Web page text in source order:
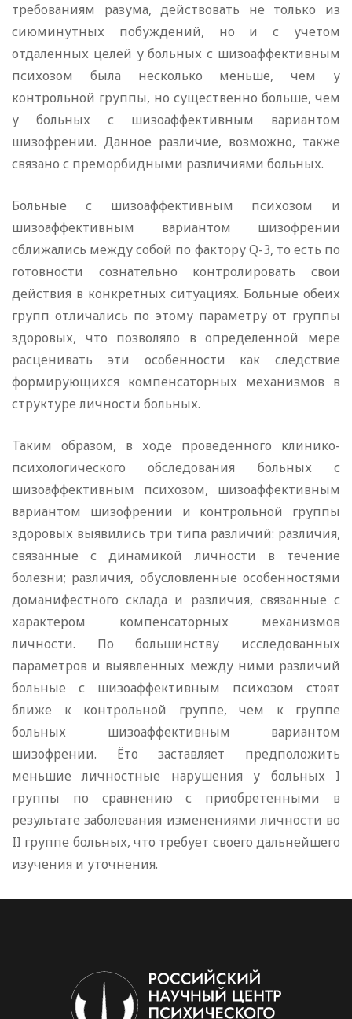
требованиям разума, действовать не только из
сиюминутных побуждений, но и с учетом
отдаленных целей у больных с шизоаффективным
психозом была несколько меньше, чем у
контрольной группы, но существенно больше, чем
у больных с шизоаффективным вариантом
шизофрении. Данное различие, возможно, также
связано с преморбидными различиями больных.
Больные с шизоаффективным психозом и
шизоаффективным вариантом шизофрении
сближались между собой по фактору Q-3, то есть по
готовности сознательно контролировать свои
действия в конкретных ситуациях. Больные обеих
групп отличались по этому параметру от группы
здоровых, что позволяло в определенной мере
расценивать эти особенности как следствие
формирующихся компенсаторных механизмов в
структуре личности больных.
Таким образом, в ходе проведенного клинико-
психологического обследования больных с
шизоаффективным психозом, шизоаффективным
вариантом шизофрении и контрольной группы
здоровых выявились три типа различий: различия,
связанные с динамикой личности в течение
болезни; различия, обусловленные особенностями
доманифестного склада и различия, связанные с
характером компенсаторных механизмов
личности. По большинству исследованных
параметров и выявленных между ними различий
больные с шизоаффективным психозом стоят
ближе к контрольной группе, чем к группе
больных шизоаффективным вариантом
шизофрении. Ёто заставляет предположить
меньшие личностные нарушения у больных I
группы по сравнению с приобретенными в
результате заболевания изменениями личности во
II группе больных, что требует своего дальнейшего
изучения и уточнения.